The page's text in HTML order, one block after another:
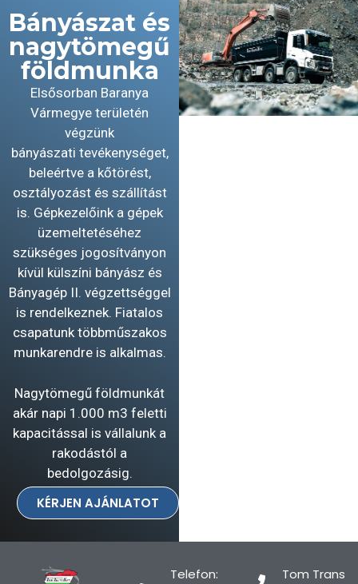
Bányászat és
nagytömegű
földmunka
Elsősorban Baranya
Vármegye területén
végzünk
bányászati tevékenységet,
beleértve a kőtörést,
osztályozást és szállítást
is. Gépkezelőink a gépek
üzemeltetéséhez
szükséges jogosítványon
kívül külszíni bányász és
Bányagép II. végzettséggel
is rendelkeznek. Fiatalos
csapatunk többműszakos
munkarendre is alkalmas.
Nagytömegű földmunkát
akár napi 1.000 m3 feletti
kapacitással is vállalunk a
rakodástól a
bedolgozásig.
KÉRJEN AJÁNLATOT
Telefon:
Tom Trans